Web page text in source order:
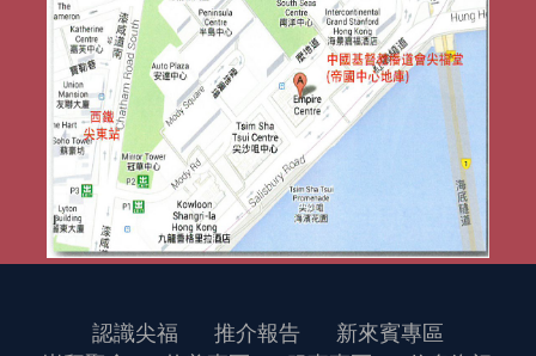
認識尖福 推介報告
新來賓專區